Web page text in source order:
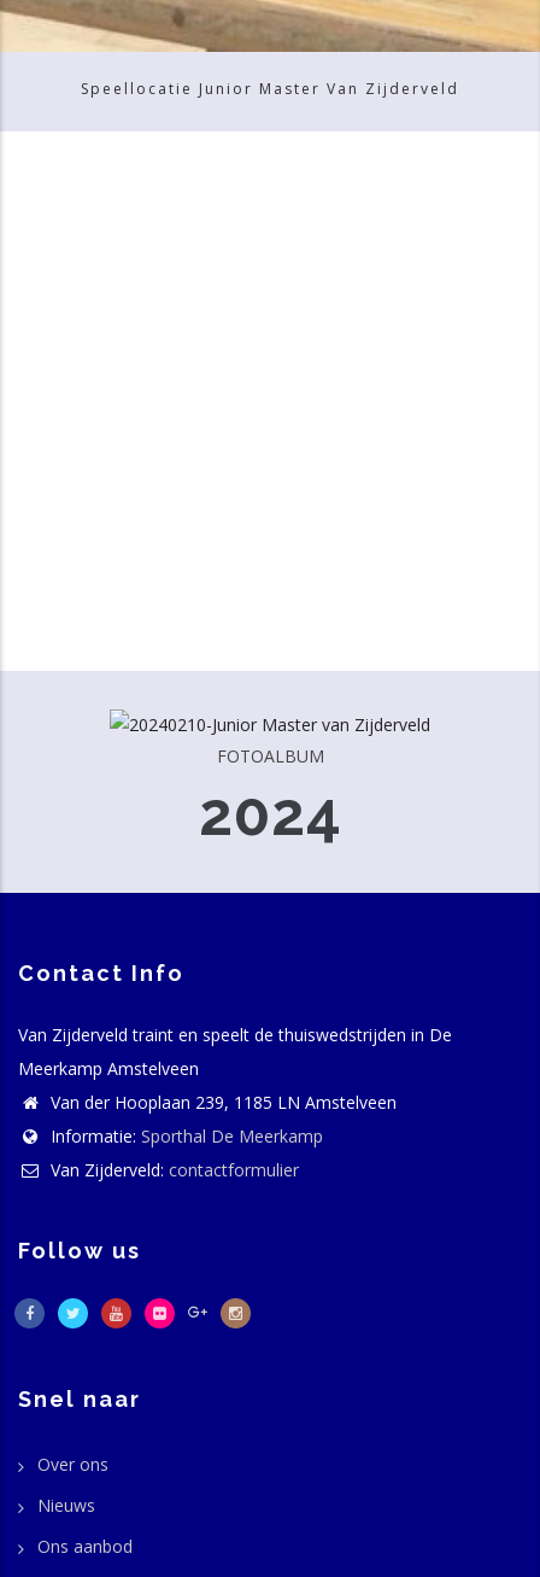
Speellocatie Junior Master Van Zijderveld
FOTOALBUM
2024
Contact Info
Van Zijderveld traint en speelt de thuiswedstrijden in De
Meerkamp Amstelveen
Van der Hooplaan 239, 1185 LN Amstelveen
Informatie: Sporthal De Meerkamp
Van Zijderveld: contactformulier
Follow us
Snel naar
Over ons
Nieuws
Ons aanbod